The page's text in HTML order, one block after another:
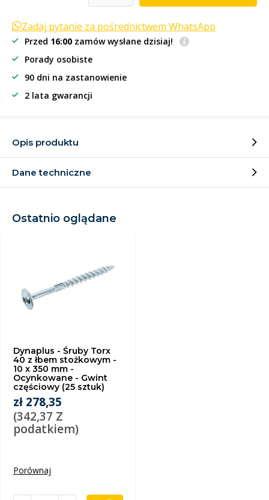
Zadaj pytanie za pośrednictwem WhatsApp
Przed 16:00 zamów wysłane dzisiaj!
Porady osobiste
90 dni na zastanowienie
2 lata gwarancji
Opis produktu
Dane techniczne
Ostatnio oglądane
Dynaplus - Śruby Torx
40 z łbem stożkowym -
10 x 350 mm -
Ocynkowane - Gwint
częściowy (25 sztuk)
zł 278,35
(342,37 Z
podatkiem)
Porównaj